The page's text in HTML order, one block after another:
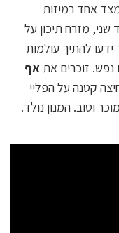
אחד רמיזות
שני, מזרח תיכון על
ידעו להתיך עולמות
זוכרים את אף
קטנה על הפליי
וטוב. המנון נולד.